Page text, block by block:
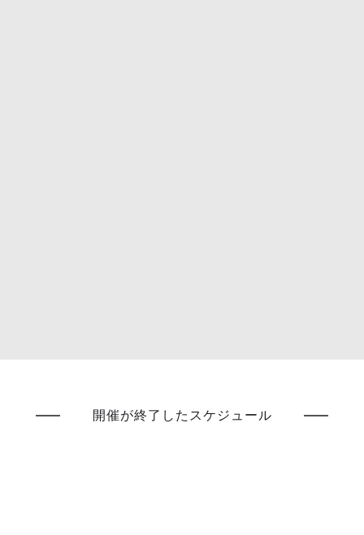
開催が終了したスケジュール